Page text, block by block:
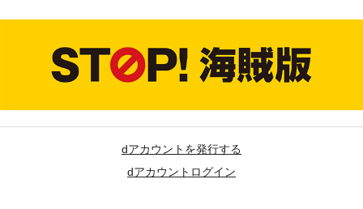
dアカウントを発行する
dアカウントログイン